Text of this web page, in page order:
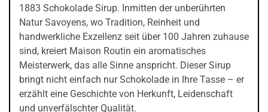
1883 Schokolade Sirup. Inmitten der unberührten
Natur Savoyens, wo Tradition, Reinheit und
handwerkliche Exzellenz seit über 100 Jahren zuhause
sind, kreiert Maison Routin ein aromatisches
Meisterwerk, das alle Sinne anspricht. Dieser Sirup
bringt nicht einfach nur Schokolade in Ihre Tasse – er
erzählt eine Geschichte von Herkunft, Leidenschaft
und unverfälschter Qualität.